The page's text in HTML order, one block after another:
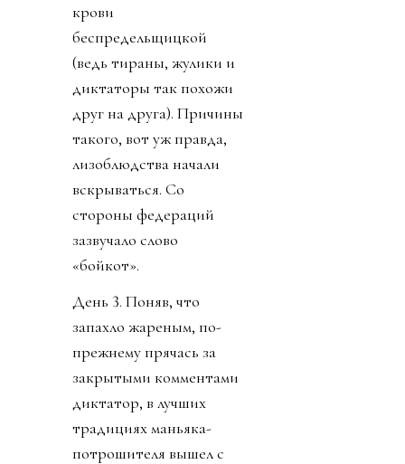
крови
беспредельщицкой
(ведь тираны, жулики и
диктаторы так похожи
друг на друга). Причины
такого, вот уж правда,
лизоблюдства начали
вскрываться. Со
стороны федераций
зазвучало слово
«бойкот».
День 3. Поняв, что
запахло жареным, по-
прежнему прячась за
закрытыми комментами
диктатор, в лучших
традициях маньяка-
потрошителя вышел с